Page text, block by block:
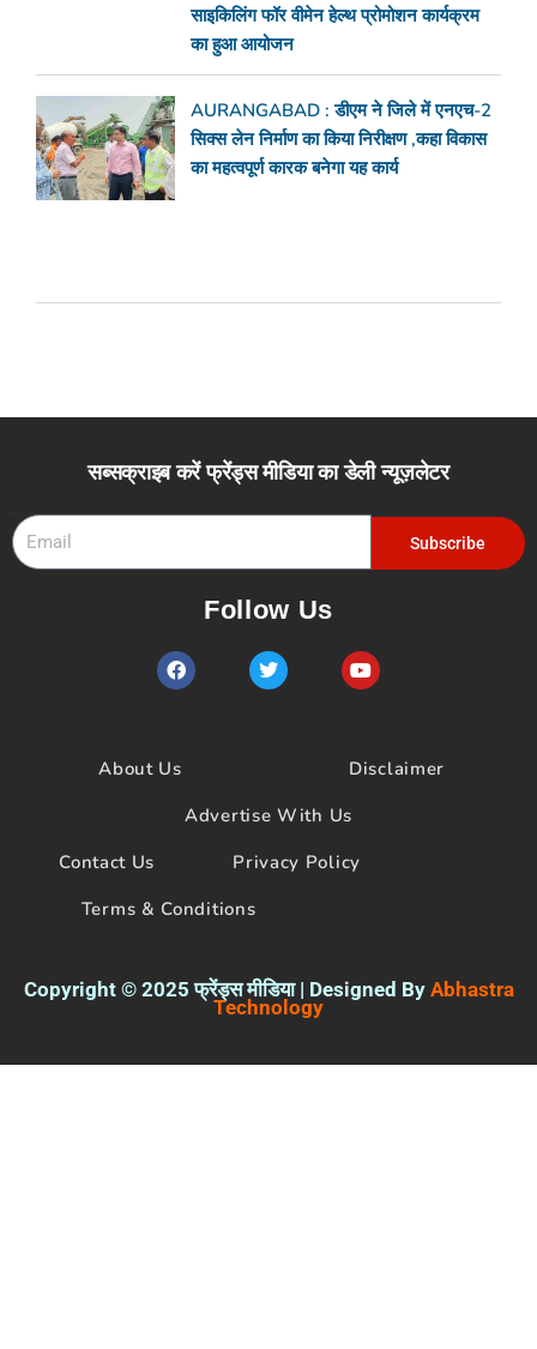
साइकिलिंग फॉर वीमेन हेल्थ प्रोमोशन कार्यक्रम
का हुआ आयोजन
AURANGABAD : डीएम ने जिले में एनएच-2
सिक्स लेन निर्माण का किया निरीक्षण ,कहा विकास
का महत्वपूर्ण कारक बनेगा यह कार्य
सब्सक्राइब करें फ्रेंड्स मीडिया का डेली न्यूज़लेटर
Subscribe
Follow Us
F
a
c
o
T
w
i
Y
o
u
e
About Us
Disclaimer
Advertise With Us
Contact Us
Privacy Policy
Terms & Conditions
Copyright © 2025 फ्रेंड्स मीडिया | Designed By Abhastra
Technology